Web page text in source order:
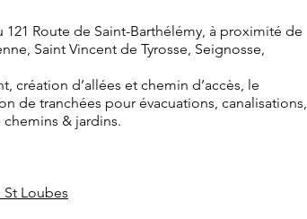
Route de Saint-Barthélémy, à proximité de
Saint Vincent de Tyrosse, Seignosse,
création d’allées et chemin d’accès, le
de tranchées pour évacuations, canalisations,
& jardins.
Loubes